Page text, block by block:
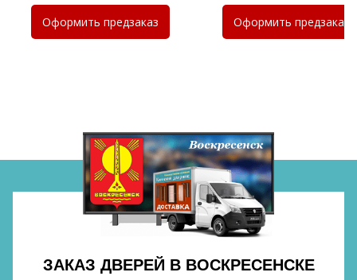
Хочу такую
Хочу такую
Хочу такую
Оформить предзаказ Оформить предзаказ
ЗАКАЗ ДВЕРЕЙ В ВОСКРЕСЕНСКЕ